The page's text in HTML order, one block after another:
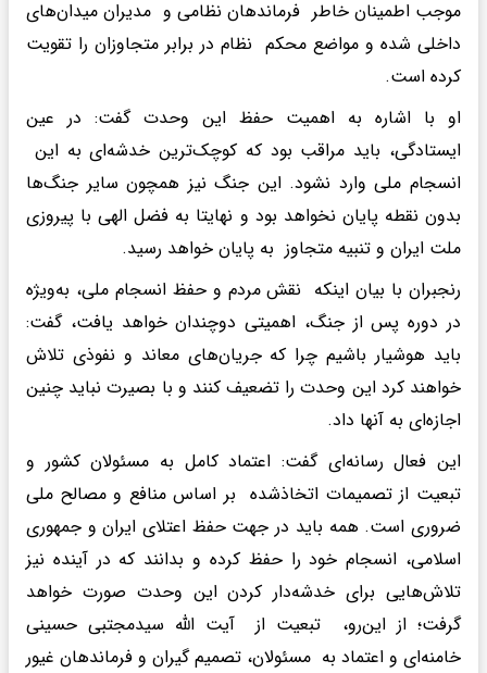
موجب اطمینان خاطر فرماندهان نظامی و مدیران میدان‌های
داخلی شده و مواضع محکم نظام در برابر متجاوزان را تقویت
کرده است.
او با اشاره به اهمیت حفظ این وحدت گفت: در عین
ایستادگی، باید مراقب بود که کوچک‌ترین خدشه‌ای به این
انسجام ملی وارد نشود. این جنگ نیز همچون سایر جنگ‌ها
بدون نقطه پایان نخواهد بود و نهایتا به فضل الهی با پیروزی
ملت ایران و تنبیه متجاوز به پایان خواهد رسید.
رنجبران با بیان اینکه نقش مردم و حفظ انسجام ملی، به‌ویژه
در دوره پس از جنگ، اهمیتی دوچندان خواهد یافت، گفت:
باید هوشیار باشیم چرا که جریان‌های معاند و نفوذی تلاش
خواهند کرد این وحدت را تضعیف کنند و با بصیرت نباید چنین
اجازه‌ای به آنها داد.
این فعال رسانه‌ای گفت: اعتماد کامل به مسئولان کشور و
تبعیت از تصمیمات اتخاذشده بر اساس منافع و مصالح ملی
ضروری است. همه باید در جهت حفظ اعتلای ایران و جمهوری
اسلامی، انسجام خود را حفظ کرده و بدانند که در آینده نیز
تلاش‌هایی برای خدشه‌دار کردن این وحدت صورت خواهد
گرفت؛ از این‌رو، تبعیت از آیت الله سیدمجتبی حسینی
خامنه‌ای و اعتماد به مسئولان، تصمیم گیران و فرماندهان غیور